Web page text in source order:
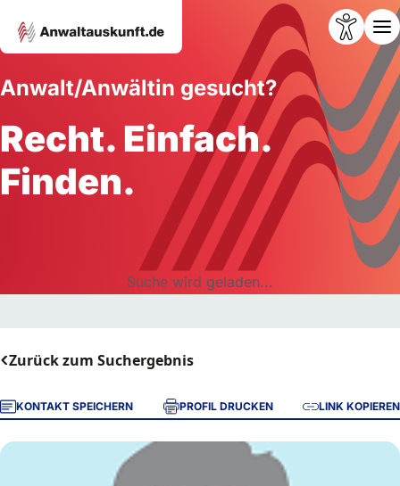
Anwalt/Anwältin gesucht?
Recht. Einfach.
Finden.
Suche wird geladen...
Zurück zum Suchergebnis
KONTAKT SPEICHERN PROFIL DRUCKEN LINK KOPIEREN